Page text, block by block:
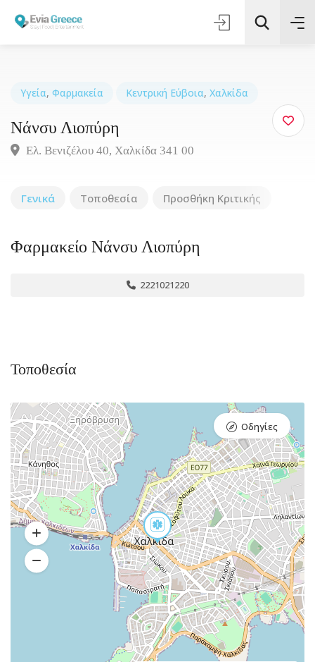
Τοποθεσία
Υγεία, Φαρμακεία Κεντρική Εύβοια, Χαλκίδα
Νάνσυ Λιοπύρη
Ελ. Βενιζέλου 40, Χαλκίδα 341 00
Γενικά Τοποθεσία Προσθήκη Κριτικής
Φαρμακείο Νάνσυ Λιοπύρη
2221021220
Τοποθεσία
Οδηγίες